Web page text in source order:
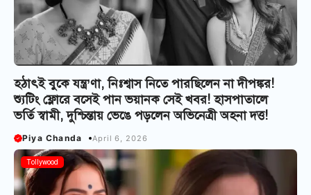
হঠাৎই বুকে যন্ত্র’ণা, নিঃশ্বাস নিতে পারছিলেন না দীপঙ্কর!
শ্যুটিং ফ্লোরে বসেই পান ভয়ানক সেই খবর! হাসপাতালে
ভর্তি স্বামী, দুশ্চিন্তায় ভেঙে পড়লেন অভিনেত্রী অহনা দত্ত!
Piya Chanda April 6, 2026
Tollywood